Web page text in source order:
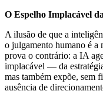
O Espelho Implacável
A ilusão de que a
o julgamento humano é a
prova o contrário: a IA
implacável — da
mas também expõe, sem
ausência de